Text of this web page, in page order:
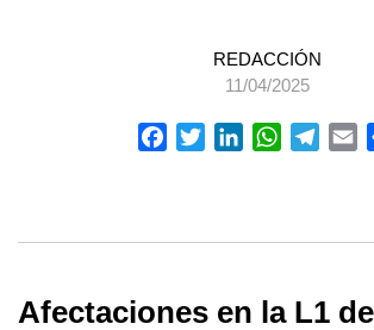
REDACCIÓN
11/04/2025
FacebookTwitterLinkedInWhatsApp
Afectaciones en la L1